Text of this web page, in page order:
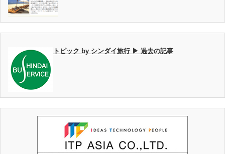
トピック by シンダイ旅行 ▶ 過去の記事